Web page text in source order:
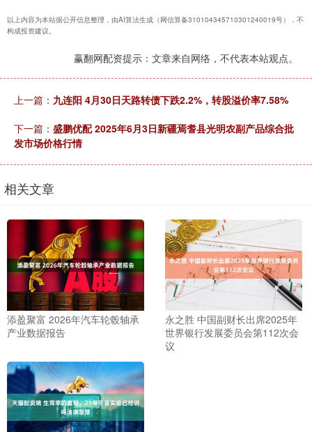
以上内容为本站据公开信息整理，由AI算法生成（网信算备310104345710301240019号），不
构成投资建议。
赢翻网配资提示：文章来自网络，不代表本站观点。
上一篇： 九连阳 4月30日天路转债下跌2.2%，转股溢价率7.58%
下一篇： 盛鹏优配 2025年6月3日新疆焉耆县光明农副产品综合批
发市场价格行情
相关文章
添盈聚富 2026年汽车轮毂轴承
产业数据报告
永之胜 中国副财长出席2025年
世界银行发展委员会第112次会
议